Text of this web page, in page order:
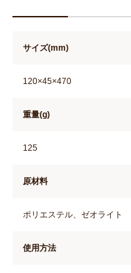
サイズ(mm)
120×45×470
重量(g)
125
原材料
ポリエステル、ゼオライト
使用方法